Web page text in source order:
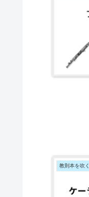
教則本を吹く